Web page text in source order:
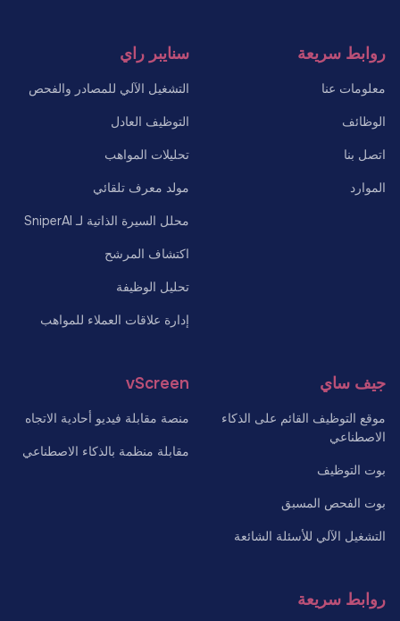
روابط سريعة
معلومات عنا
الوظائف
اتصل بنا
الموارد
سنايبر راي
التشغيل الآلي للمصادر والفحص
التوظيف العادل
تحليلات المواهب
مولد معرف تلقائي
محلل السيرة الذاتية لـ SniperAI
اكتشاف المرشح
تحليل الوظيفة
إدارة علاقات العملاء للمواهب
جيف ساي
موقع التوظيف القائم على الذكاء
الاصطناعي
بوت التوظيف
بوت الفحص المسبق
التشغيل الآلي للأسئلة الشائعة
vScreen
منصة مقابلة فيديو أحادية الاتجاه
مقابلة منظمة بالذكاء الاصطناعي
روابط سريعة